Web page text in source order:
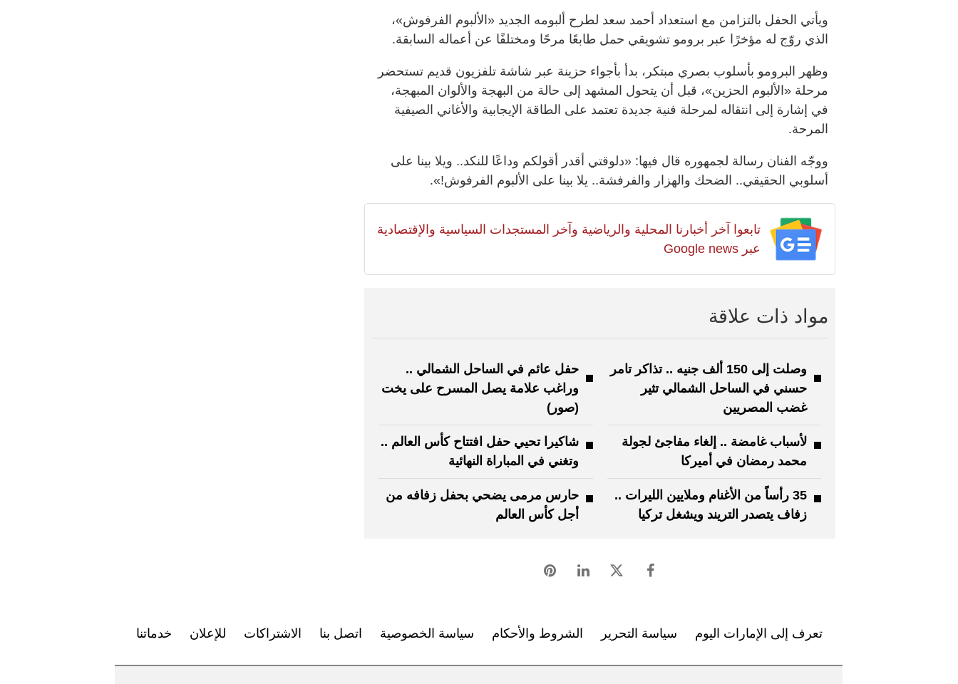
ويأتي الحفل بالتزامن مع استعداد أحمد سعد لطرح ألبومه الجديد «الألبوم الفرفوش»،
الذي روّج له مؤخرًا عبر برومو تشويقي حمل طابعًا مرحًا ومختلفًا عن أعماله السابقة.
وظهر البرومو بأسلوب بصري مبتكر، بدأ بأجواء حزينة عبر شاشة تلفزيون قديم تستحضر
مرحلة «الألبوم الحزين»، قبل أن يتحول المشهد إلى حالة من البهجة والألوان المبهجة،
في إشارة إلى انتقاله لمرحلة فنية جديدة تعتمد على الطاقة الإيجابية والأغاني الصيفية
المرحة.
ووجّه الفنان رسالة لجمهوره قال فيها: «دلوقتي أقدر أقولكم وداعًا للنكد.. ويلا بينا على
أسلوبي الحقيقي.. الضحك والهزار والفرفشة.. يلا بينا على الألبوم الفرفوش!».
تابعوا آخر أخبارنا المحلية والرياضية وآخر المستجدات السياسية والإقتصادية
عبر Google news
مواد ذات علاقة
وصلت إلى 150 ألف جنيه .. تذاكر تامر
حسني في الساحل الشمالي تثير
غضب المصريين
حفل عائم في الساحل الشمالي ..
وراغب علامة يصل المسرح على يخت
(صور)
لأسباب غامضة .. إلغاء مفاجئ لجولة
محمد رمضان في أميركا
شاكيرا تحيي حفل افتتاح كأس العالم ..
وتغني في المباراة النهائية
35 رأساً من الأغنام وملايين الليرات ..
زفاف يتصدر التريند ويشغل تركيا
حارس مرمى يضحي بحفل زفافه من
أجل كأس العالم
تعرف إلى الإمارات اليوم سياسة التحرير الشروط والأحكام سياسة الخصوصية اتصل بنا الاشتراكات للإعلان خدماتنا